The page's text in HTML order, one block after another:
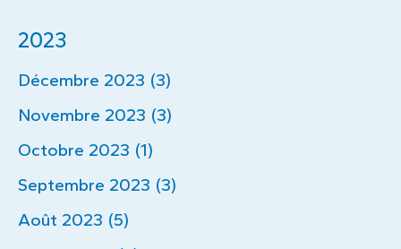
2023
Décembre 2023 (3)
Novembre 2023 (3)
Octobre 2023 (1)
Septembre 2023 (3)
Août 2023 (5)